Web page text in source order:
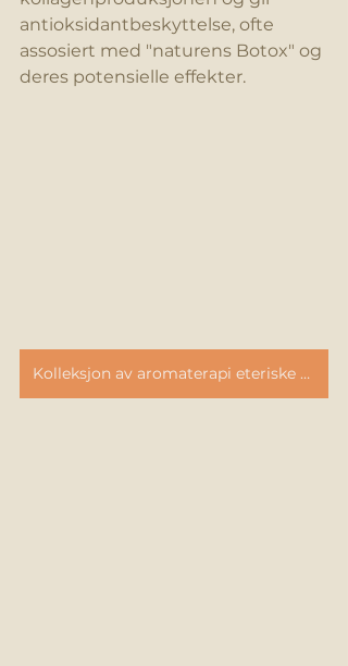
antioksidantbeskyttelse, ofte
assosiert med "naturens Botox" og
deres potensielle effekter.
Kolleksjon av aromaterapi eteriske oljer og bæreroljer